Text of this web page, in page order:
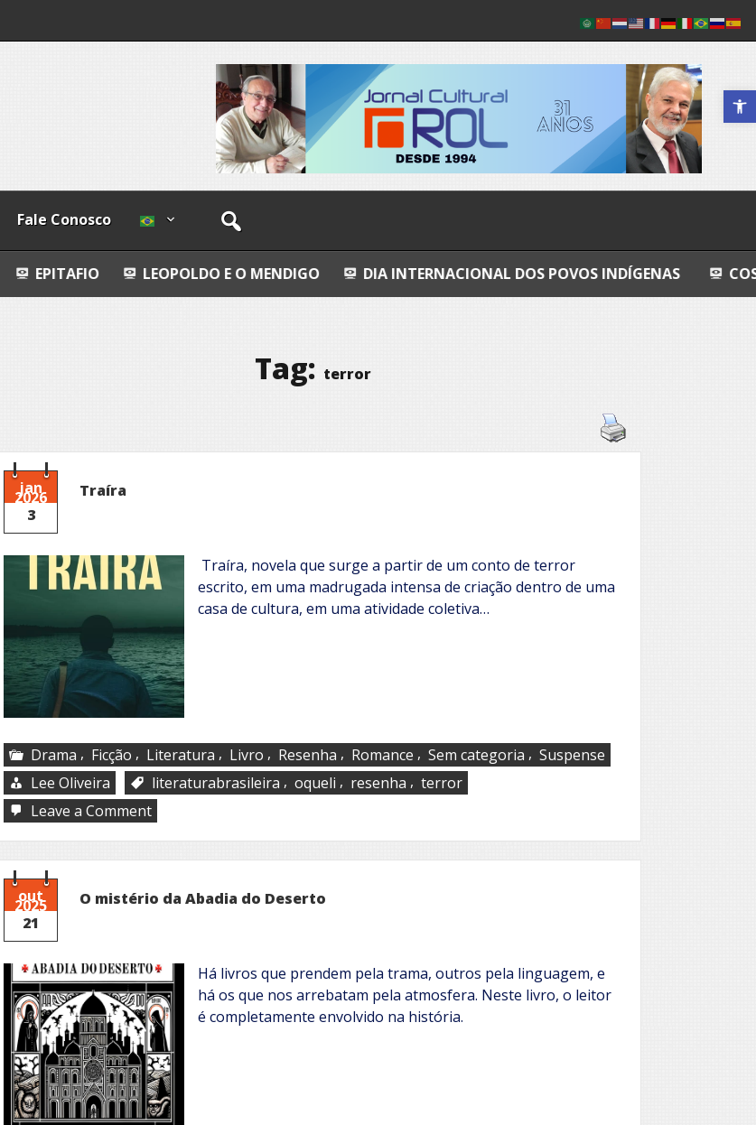
Abrir a
Fale Conosco
LEOPOLDO E O MENDIGO DIA INTERNACIONAL DOS POVOS INDÍGENAS COSMOS
Tag: terror
jan
2026
3
Traíra
Traíra, novela que surge a partir de um conto de terror
escrito, em uma madrugada intensa de criação dentro de uma
casa de cultura, em uma atividade coletiva…
Drama , Ficção , Literatura , Livro , Resenha , Romance , Sem categoria , Suspense
Lee Oliveira
literaturabrasileira , oqueli , resenha , terror
Leave a Commenton
Traíra
out
2025
21
O mistério da Abadia do Deserto
Há livros que prendem pela trama, outros pela linguagem, e
há os que nos arrebatam pela atmosfera. Neste livro, o leitor
é completamente envolvido na história.